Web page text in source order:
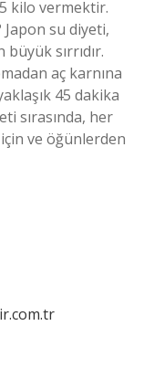
kilo vermektir.
Japon su diyeti,
sırrıdır.
aç karnına
45 dakika
sırasında, her
ve öğünlerden